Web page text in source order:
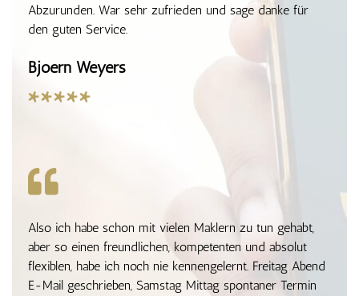
Abzurunden. War sehr zufrieden und sage danke für
den guten Service.
Bjoern Weyers
*****
Also ich habe schon mit vielen Maklern zu tun gehabt,
aber so einen freundlichen, kompetenten und absolut
flexiblen, habe ich noch nie kennengelernt. Freitag Abend
E-Mail geschrieben, Samstag Mittag spontaner Termin